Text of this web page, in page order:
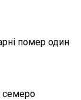
помер один
семеро